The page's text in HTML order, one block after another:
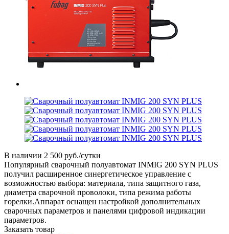
В наличии 2 500 руб./сутки
Популярный сварочный полуавтомат INMIG 200 SYN PLUS
получил расширенное синергетическое управление с
возможностью выбора: материала, типа защитного газа,
диаметра сварочной проволоки, типа режима работы
горелки.Аппарат оснащен настройкой дополнительных
сварочных параметров и панелями цифровой индикации
параметров.
Заказать товар